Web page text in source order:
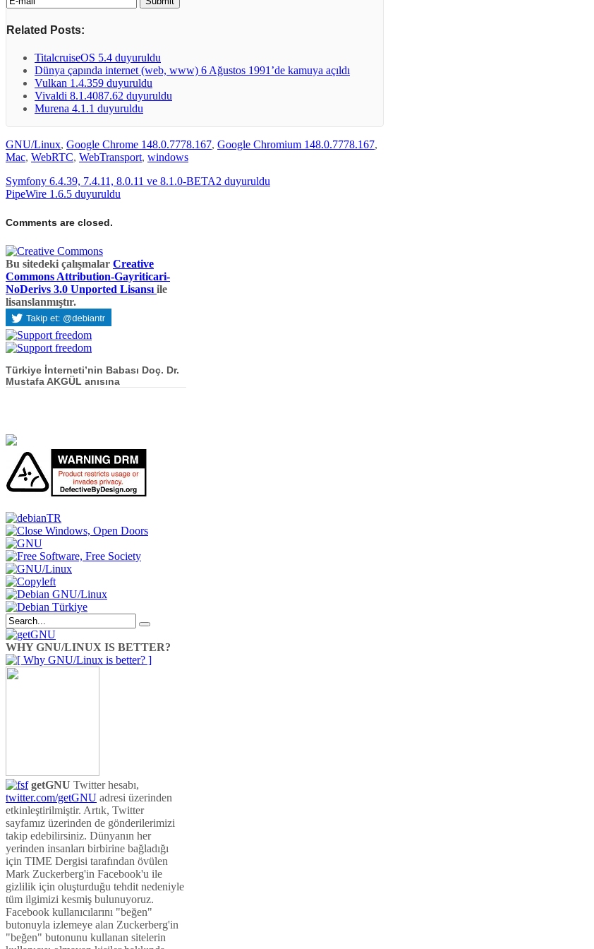
Related Posts:
TitalcruiseOS 5.4 duyuruldu
Dünya çapında internet (web, www) 6 Ağustos 1991’de kamuya açıldı
Vulkan 1.4.359 duyuruldu
Vivaldi 8.1.4087.62 duyuruldu
Murena 4.1.1 duyuruldu
GNU/Linux, Google Chrome 148.0.7778.167, Google Chromium 148.0.7778.167,
Mac, WebRTC, WebTransport, windows
Symfony 6.4.39, 7.4.11, 8.0.11 ve 8.1.0-BETA2 duyuruldu
PipeWire 1.6.5 duyuruldu
Comments are closed.
Bu sitedeki çalışmalar Creative
Commons Attribution-Gayriticari-
NoDerivs 3.0 Unported Lisansı ile
lisanslanmıştır.
Türkiye İnterneti’nin Babası Doç. Dr.
Mustafa AKGÜL anısına
WHY GNU/LINUX IS BETTER?
getGNU Twitter hesabı,
twitter.com/getGNU adresi üzerinden
etkinleştirilmiştir. Artık, Twitter
sayfamız üzerinden de gönderilerimizi
takip edebilirsiniz. Dünyanın her
yerinden insanları birbirine bağladığı
için TIME Dergisi tarafından övülen
Mark Zuckerberg'in Facebook'u ile
gizlilik için oluşturduğu tehdit nedeniyle
tüm ilgimizi kesmiş bulunuyoruz.
Facebook kullanıcılarını "beğen"
butonuyla izlemeye alan Zuckerberg'in
"beğen" butonunu kullanan sitelerin